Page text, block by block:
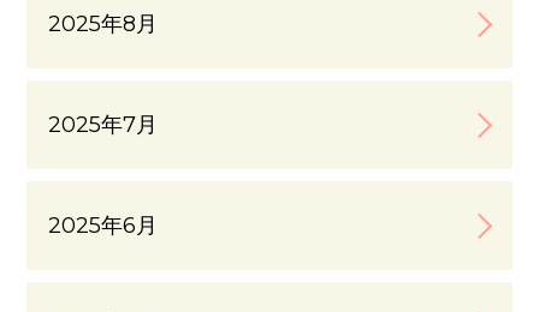
2025年8月
2025年7月
2025年6月